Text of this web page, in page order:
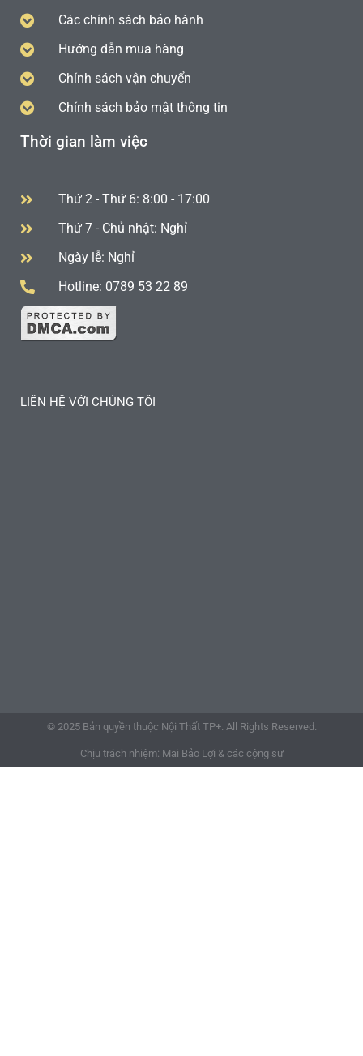
Các chính sách bảo hành
Hướng dẫn mua hàng
Chính sách vận chuyển
Chính sách bảo mật thông tin
Thời gian làm việc
Thứ 2 - Thứ 6: 8:00 - 17:00
Thứ 7 - Chủ nhật: Nghỉ
Ngày lễ: Nghỉ
Hotline: 0789 53 22 89
LIÊN HỆ VỚI CHÚNG TÔI
© 2025 Bản quyền thuộc Nội Thất TP+. All Rights Reserved.
Chịu trách nhiệm: Mai Bảo Lợi & các cộng sự